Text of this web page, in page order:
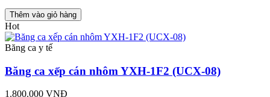
Thêm vào giỏ hàng
Hot
Băng ca y tế
Băng ca xếp cán nhôm YXH-1F2 (UCX-08)
1.800.000 VNĐ